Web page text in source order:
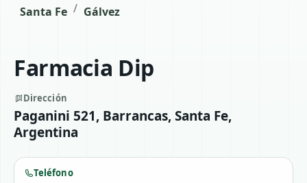
Santa Fe / Gálvez
Farmacia Dip
Dirección
Paganini 521, Barrancas, Santa Fe,
Argentina
Teléfono